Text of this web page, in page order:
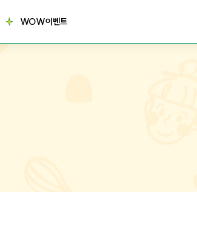
WOW이벤트